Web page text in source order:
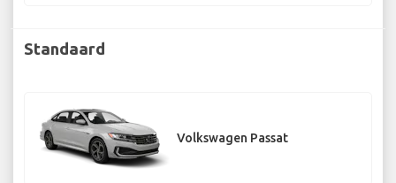
Standaard
Volkswagen Passat